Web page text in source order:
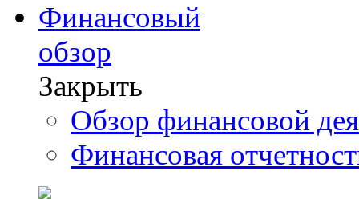
Финансовый
обзор
Закрыть
Обзор финансовой
Финансовая